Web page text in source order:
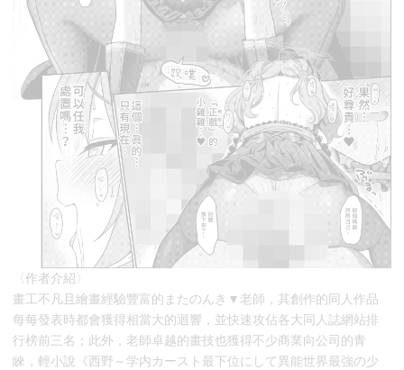
〈作者介紹〉
畫工不凡且繪畫經驗豐富的またのんき▼老師，其創作的同人作品
每每發表時都會獲得相當大的迴響，並快速攻佔各大同人誌網站排
行榜前三名；此外，老師卓越的畫技也獲得不少商業向公司的青
睞，輕小說《西野～学内カースト最下位にして異能世界最強の少